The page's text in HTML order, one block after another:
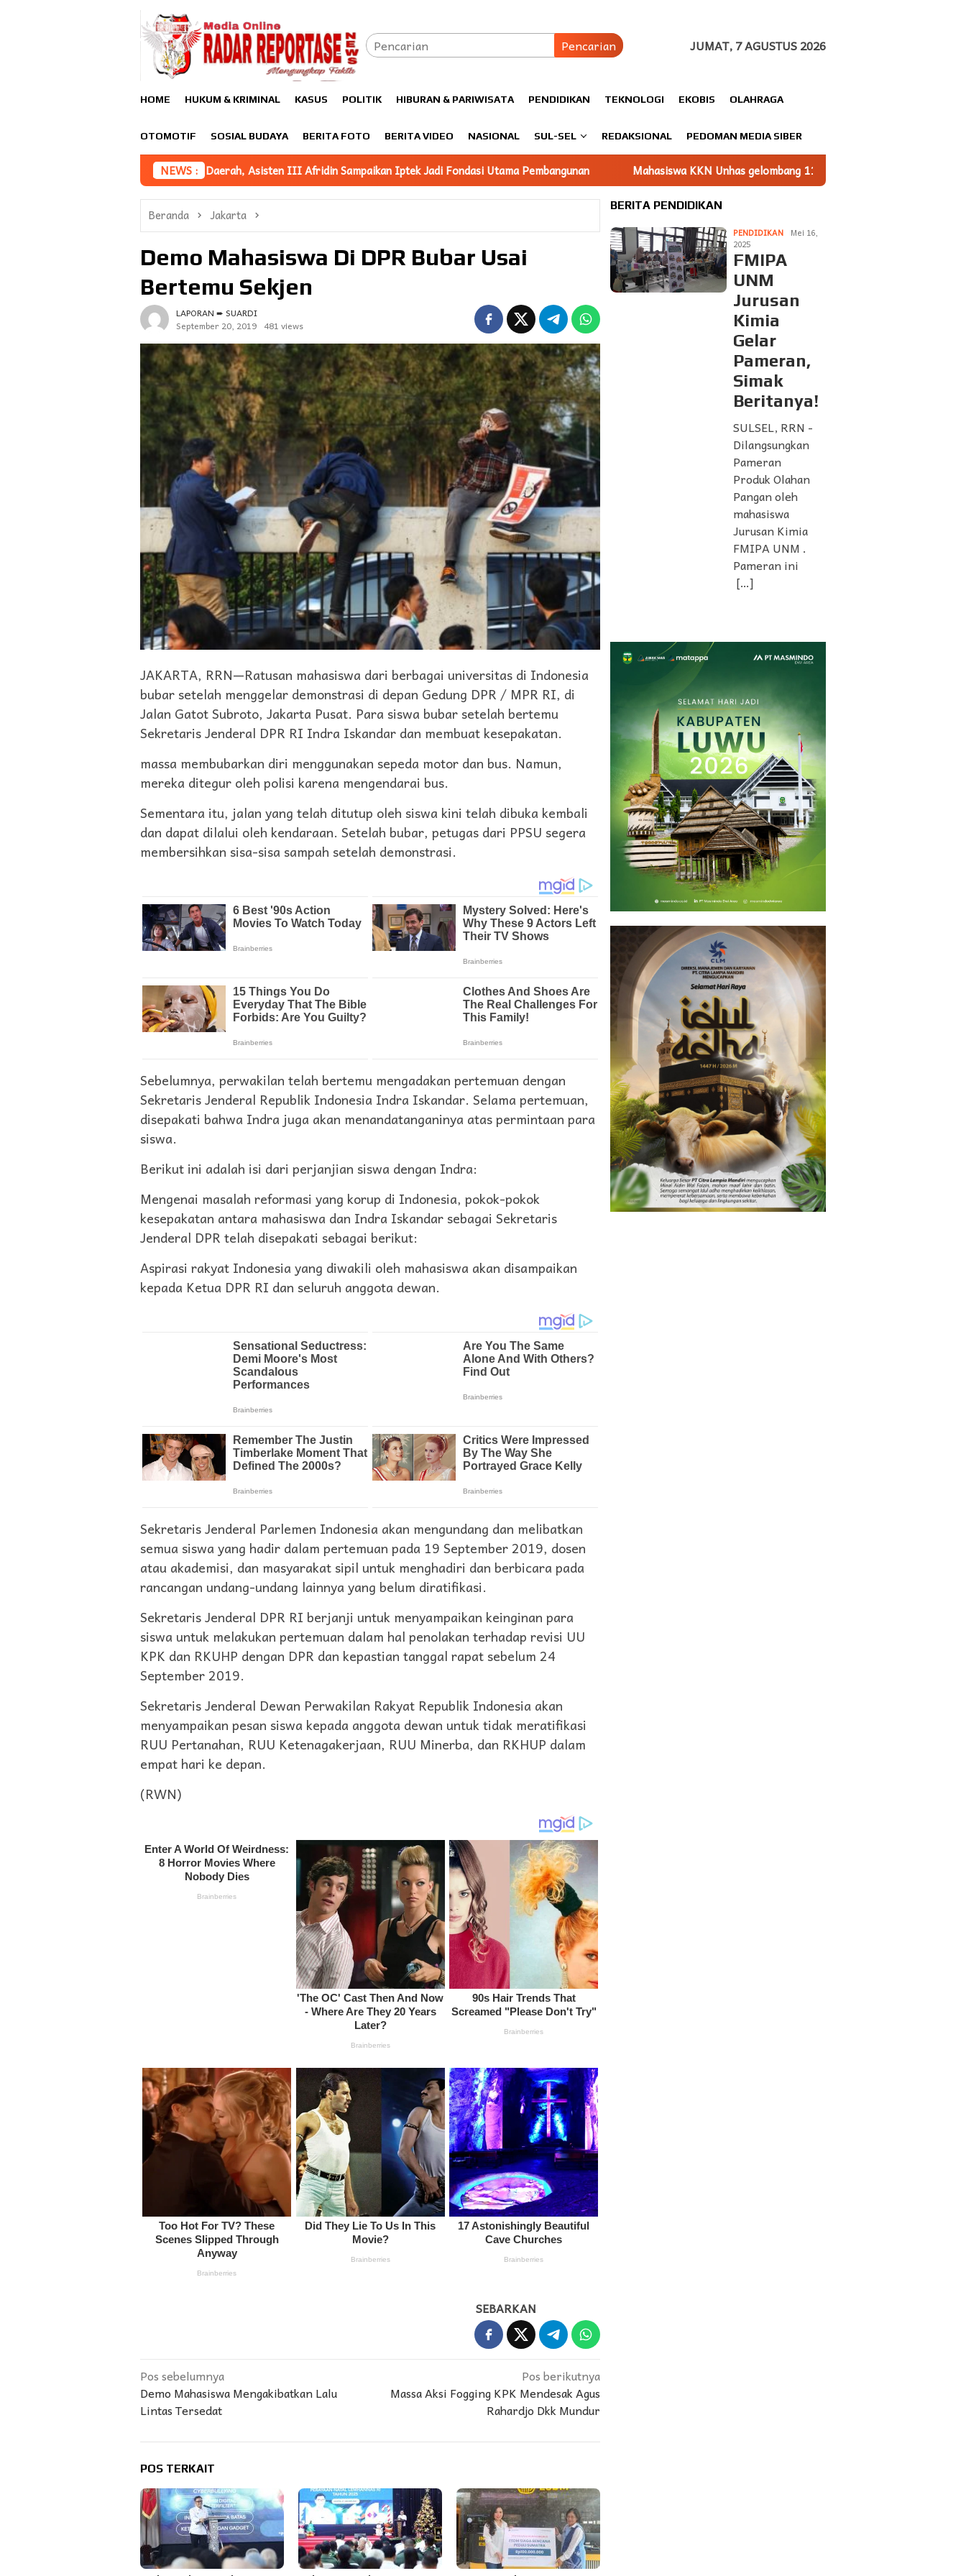
Pencarian JUMAT, 7 AGUSTUS 2026
HOME HUKUM & KRIMINAL KASUS POLITIK HIBURAN & PARIWISATA PENDIDIKAN TEKNOLOGI EKOBIS OLAHRAGA
OTOMOTIF SOSIAL BUDAYA BERITA FOTO BERITA VIDEO NASIONAL SUL-SEL REDAKSIONAL PEDOMAN MEDIA SIBER
NEWS :
Iptek Daerah, Asisten III Afridin Sampaikan Iptek Jadi Fondasi Utama Pembangunan Mahasiswa KKN Unhas gelombang 116 Dampingi UMKM Minasatene Bangun Odentitas
Beranda Jakarta
Demo Mahasiswa Di DPR Bubar Usai
Bertemu Sekjen
LAPORAN ➨ SUARDI
September 20, 2019 481 views
JAKARTA, RRN—Ratusan mahasiswa dari berbagai universitas di Indonesia
bubar setelah menggelar demonstrasi di depan Gedung DPR / MPR RI, di
Jalan Gatot Subroto, Jakarta Pusat. Para siswa bubar setelah bertemu
Sekretaris Jenderal DPR RI Indra Iskandar dan membuat kesepakatan.
massa membubarkan diri menggunakan sepeda motor dan bus. Namun,
mereka ditegur oleh polisi karena mengendarai bus.
Sementara itu, jalan yang telah ditutup oleh siswa kini telah dibuka kembali
dan dapat dilalui oleh kendaraan. Setelah bubar, petugas dari PPSU segera
membersihkan sisa-sisa sampah setelah demonstrasi.
Sebelumnya, perwakilan telah bertemu mengadakan pertemuan dengan
Sekretaris Jenderal Republik Indonesia Indra Iskandar. Selama pertemuan,
disepakati bahwa Indra juga akan menandatanganinya atas permintaan para
siswa.
Berikut ini adalah isi dari perjanjian siswa dengan Indra:
Mengenai masalah reformasi yang korup di Indonesia, pokok-pokok
kesepakatan antara mahasiswa dan Indra Iskandar sebagai Sekretaris
Jenderal DPR telah disepakati sebagai berikut:
Aspirasi rakyat Indonesia yang diwakili oleh mahasiswa akan disampaikan
kepada Ketua DPR RI dan seluruh anggota dewan.
Sekretaris Jenderal Parlemen Indonesia akan mengundang dan melibatkan
semua siswa yang hadir dalam pertemuan pada 19 September 2019, dosen
atau akademisi, dan masyarakat sipil untuk menghadiri dan berbicara pada
rancangan undang-undang lainnya yang belum diratifikasi.
Sekretaris Jenderal DPR RI berjanji untuk menyampaikan keinginan para
siswa untuk melakukan pertemuan dalam hal penolakan terhadap revisi UU
KPK dan RKUHP dengan DPR dan kepastian tanggal rapat sebelum 24
September 2019.
Sekretaris Jenderal Dewan Perwakilan Rakyat Republik Indonesia akan
menyampaikan pesan siswa kepada anggota dewan untuk tidak meratifikasi
RUU Pertanahan, RUU Ketenagakerjaan, RUU Minerba, dan RKHUP dalam
empat hari ke depan.
(RWN)
SEBARKAN
Navigasi
pos
Pos sebelumnya
Demo Mahasiswa Mengakibatkan Lalu
Lintas Tersedat
Pos berikutnya
Massa Aksi Fogging KPK Mendesak Agus
Rahardjo Dkk Mundur
POS TERKAIT
BERITA PENDIDIKAN
PENDIDIKAN
Mei 16,
2025
FMIPA
UNM
Jurusan
Kimia
Gelar
Pameran,
Simak
Beritanya!
SULSEL, RRN -
Dilangsungkan
Pameran
Produk Olahan
Pangan oleh
mahasiswa
Jurusan Kimia
FMIPA UNM .
Pameran ini
[…]